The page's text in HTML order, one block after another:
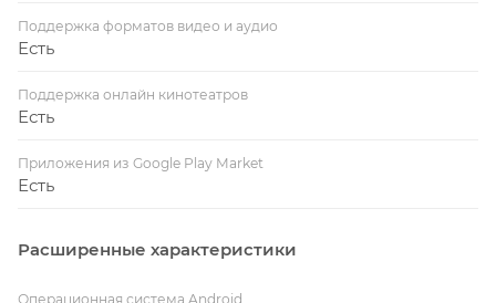
Поддержка форматов видео и аудио
Есть
Поддержка онлайн кинотеатров
Есть
Приложения из Google Play Market
Есть
Расширенные характеристики
Операционная система Android